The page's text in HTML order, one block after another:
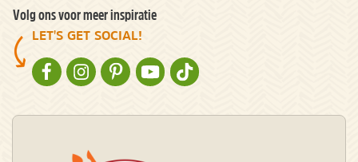
Volg ons voor meer inspiratie
LET'S GET SOCIAL!
NATURESCANNER OP FACEBOOK
NATURESCANNER OP INSTAGRAM
NATURESCANNER OP PINTEREST
NATURESCANNER OP YOUTUBE
NATURESCANNER OP TIKTOK